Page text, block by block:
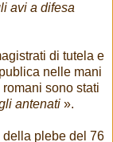
avi a difesa
di tutela e
nelle mani
sono stati
antenati ».
plebe del 76